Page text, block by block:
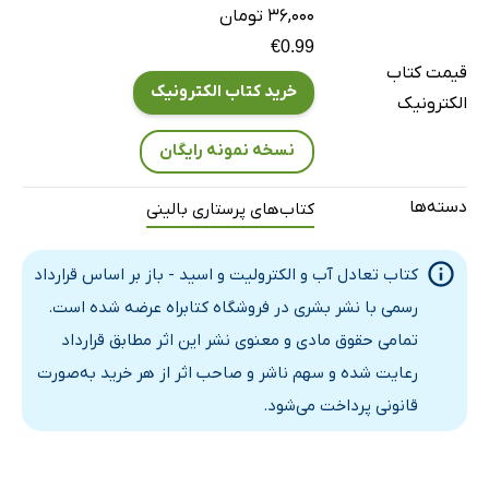
16- آلکالوزابولیک
17- اختلالات مخلوط اسید مخلوط اسید و باز
21- اختلالات قلبی
22- نارسایی کلیه
26- حمایت تغذیه‌ای
قیمت کتاب
الکترونیک
۳۶,۰۰۰ تومان
€0.99
خرید کتاب الکترونیک
نسخه نمونه رایگان
دسته‌ها کتاب‌های پرستاری بالینی
کتاب تعادل آب و الکترولیت و اسید - باز بر اساس قرارداد
رسمی با نشر بشری در فروشگاه کتابراه عرضه شده است.
تمامی حقوق مادی و معنوی نشر این اثر مطابق قرارداد
رعایت شده و سهم ناشر و صاحب اثر از هر خرید به‌صورت
قانونی پرداخت می‌شود.